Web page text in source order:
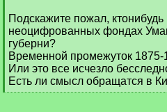
Подскажите пожал, ктонибудь
неоцифрованных фондах
губерни?
Временной промежуток 1875-
Или это все исчезло
Есть ли смысл обращатся в
[